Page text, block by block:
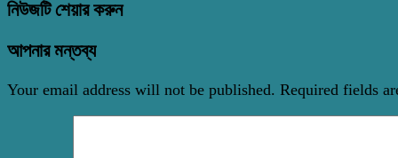
নিউজটি শেয়ার করুন
আপনার মন্তব্য
Your email address will not be published. Required fields